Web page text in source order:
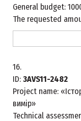
General budget:
The requested
16.
ID: 3AVS11-2482
Project name:
вимір»
Technical